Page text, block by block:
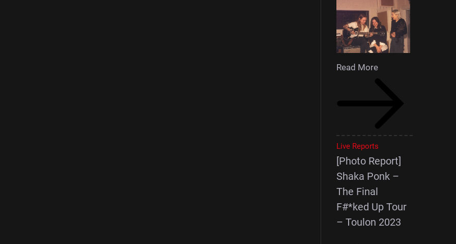
Read More
Live Reports
[Photo Report]
Shaka Ponk –
The Final
F#*ked Up Tour
– Toulon 2023